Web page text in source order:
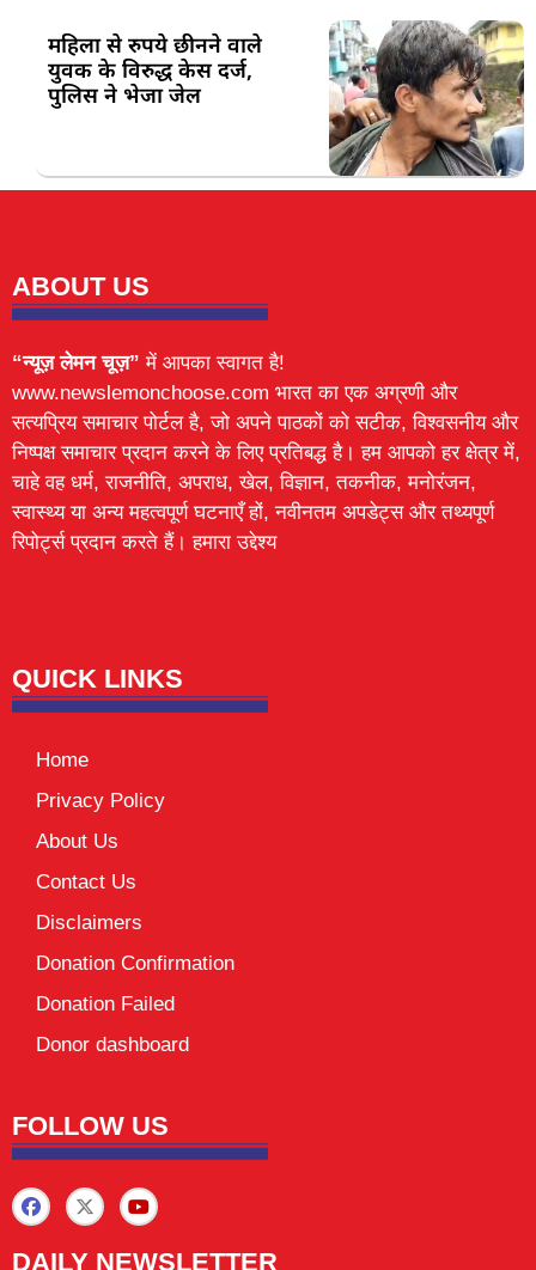
महिला से रुपये छीनने वाले
युवक के विरुद्ध केस दर्ज,
पुलिस ने भेजा जेल
ABOUT US
“न्यूज़ लेमन चूज़” में आपका स्वागत है!
www.newslemonchoose.com भारत का एक अग्रणी और
सत्यप्रिय समाचार पोर्टल है, जो अपने पाठकों को सटीक, विश्वसनीय और
निष्पक्ष समाचार प्रदान करने के लिए प्रतिबद्ध है। हम आपको हर क्षेत्र में,
चाहे वह धर्म, राजनीति, अपराध, खेल, विज्ञान, तकनीक, मनोरंजन,
स्वास्थ्य या अन्य महत्वपूर्ण घटनाएँ हों, नवीनतम अपडेट्स और तथ्यपूर्ण
रिपोर्ट्स प्रदान करते हैं। हमारा उद्देश्य
QUICK LINKS
Home
Privacy Policy
About Us
Contact Us
Disclaimers
Donation Confirmation
Donation Failed
Donor dashboard
FOLLOW US
DAILY NEWSLETTER